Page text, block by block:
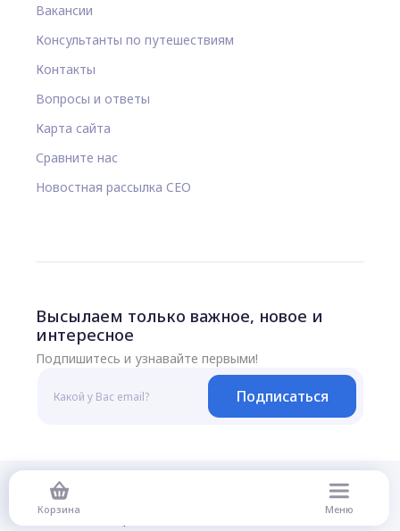
Корзина Меню
Вакансии
Консультанты по путешествиям
Контакты
Вопросы и ответы
Карта сайта
Сравните нас
Новостная рассылка CEO
Высылаем только важное, новое и
интересное
Подпишитесь и узнавайте первыми!
Подписаться
Политика конфиденциальности